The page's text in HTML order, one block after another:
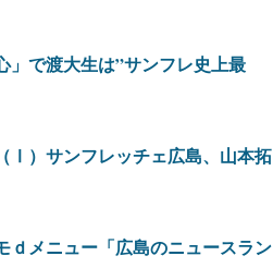
」で渡大生は”サンフレ史上最
Ⅰ）サンフレッチェ広島、山本拓
ｄメニュー「広島のニュースラン